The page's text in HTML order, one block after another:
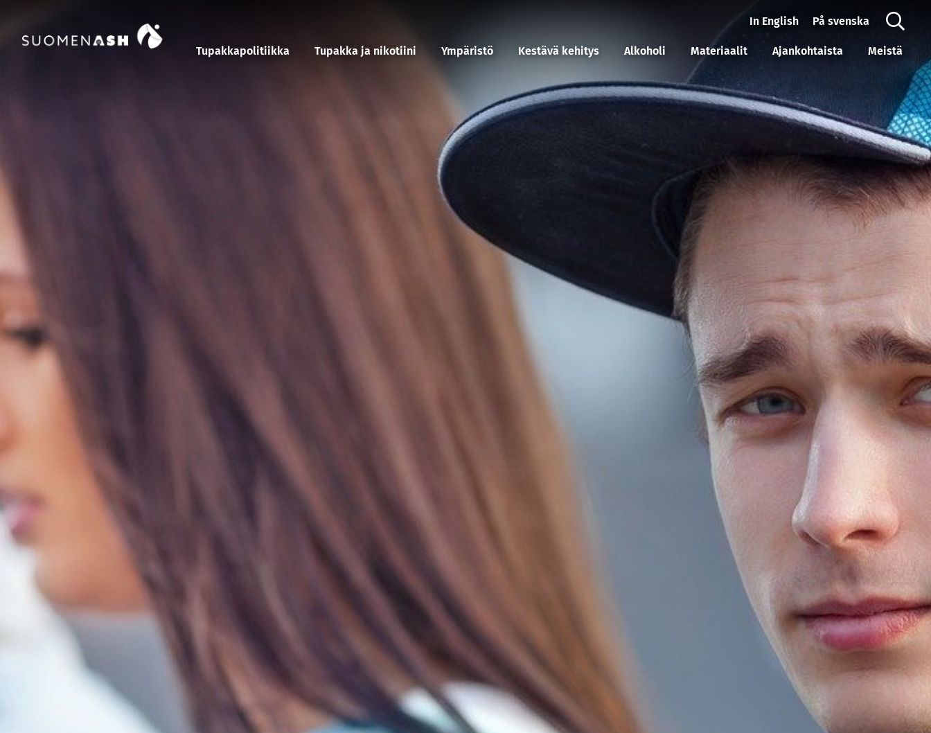
Siirry sisältöön
Tupakkapolitiikka Tupakka ja nikotiini Ympäristö Kestävä kehitys Alkoholi Materiaalit Ajankohtaista Meistä
In English På svenska